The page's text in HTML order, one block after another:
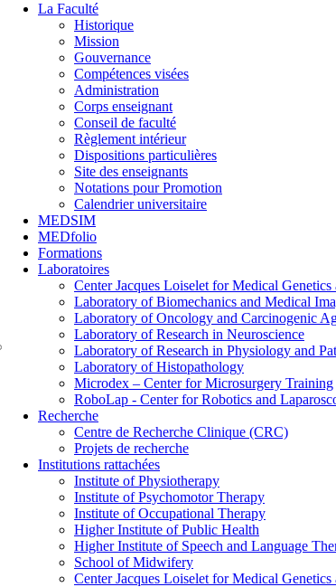
La Faculté
Historique
Mission
Gouvernance
Compétences visées
Administration
Corps enseignant
Conseil de faculté
Règlement intérieur
Dispositions particulières
Site des enseignants
Notations pour Promotion
Calendrier universitaire
MEDSIM
MEDfolio
Formations
Laboratoires
Center Jacques Loiselet for Medical Genetics
Laboratory of Biomechanics and Medical
Laboratory of Oncology and Carcinogenic
Laboratory of Research in Neuroscience
Laboratory of Research in Physiology and
Laboratory of Histopathology
Microdex – Center for Microsurgery Training
RoboLap - Center for Robotics and
Recherche
Centre de Recherche Clinique (CRC)
Projets de recherche
Institutions rattachées
Institute of Physiotherapy
Institute of Psychomotor Therapy
Institute of Occupational Therapy
Higher Institute of Public Health
Higher Institute of Speech and Language
School of Midwifery
Center Jacques Loiselet for Medical Genetics